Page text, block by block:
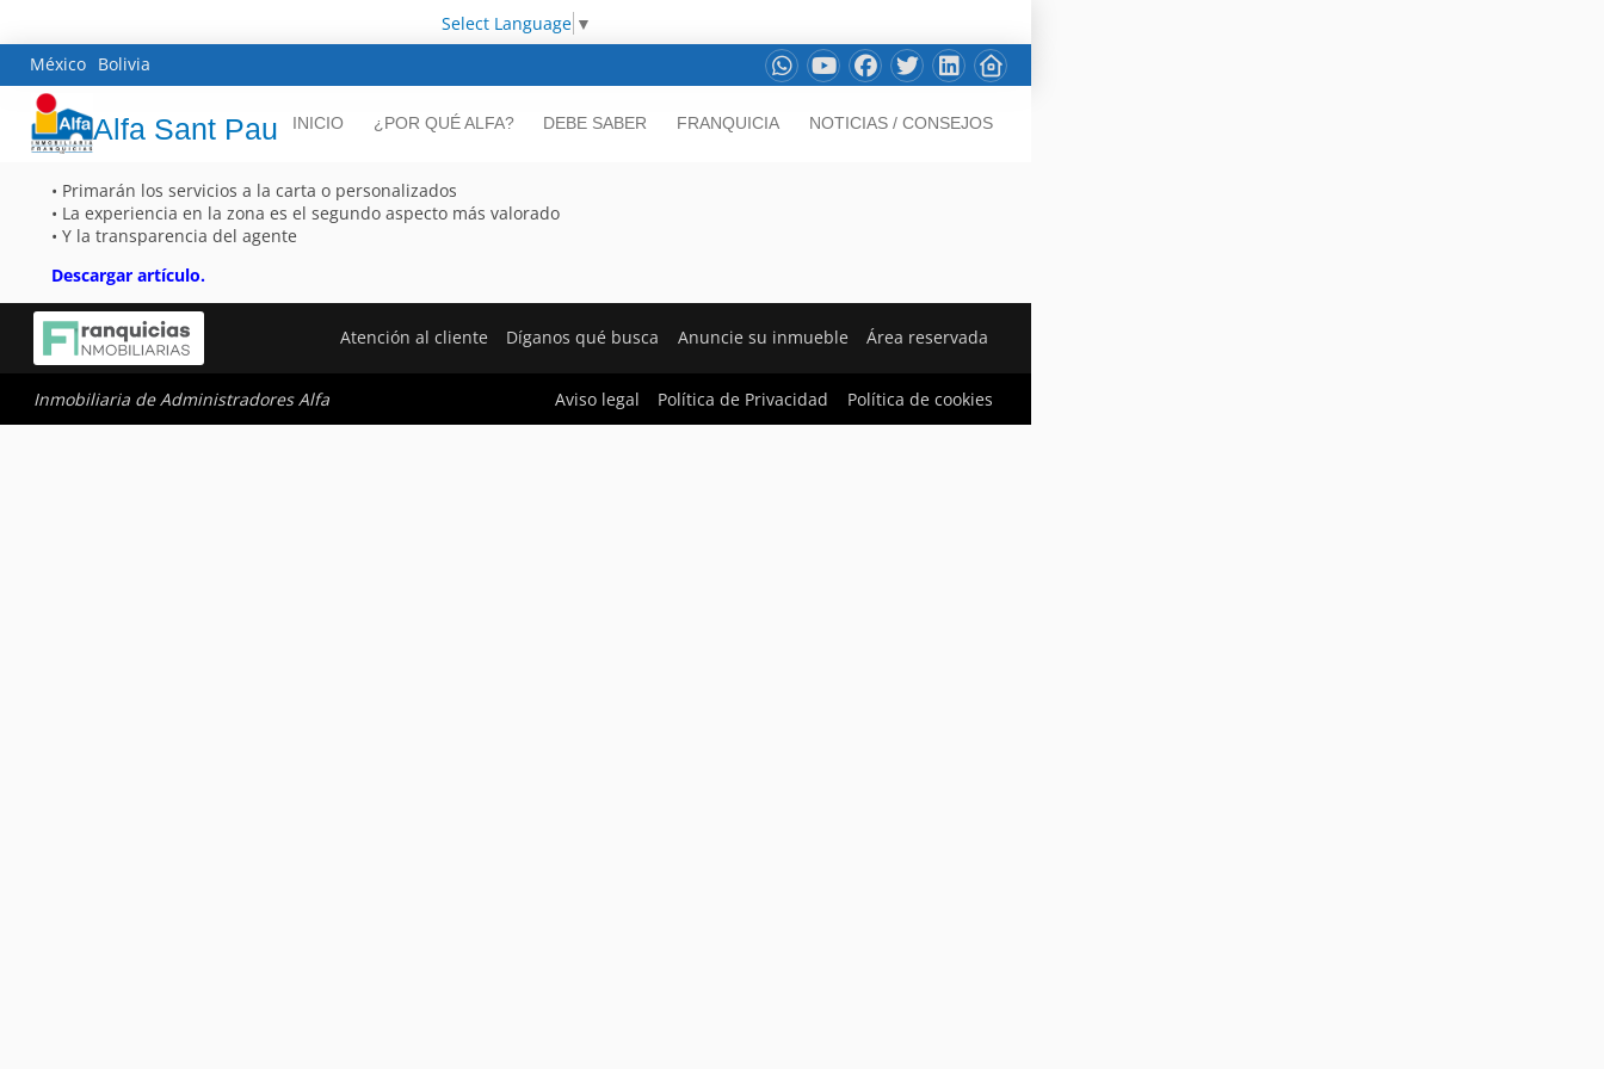
Select Language ▼
México Bolivia
Alfa Sant Pau INICIO ¿POR QUÉ ALFA? DEBE SABER FRANQUICIA NOTICIAS / CONSEJOS
• Primarán los servicios a la carta o personalizados
• La experiencia en la zona es el segundo aspecto más valorado
• Y la transparencia del agente
Descargar artículo.
Atención al cliente Díganos qué busca Anuncie su inmueble Área reservada
Inmobiliaria de Administradores Alfa Aviso legal Política de Privacidad Política de cookies